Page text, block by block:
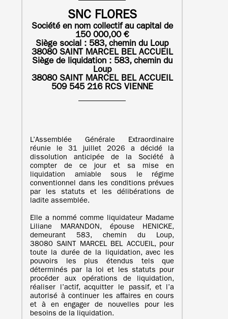
SNC FLORES
Société en nom collectif au capital de
150 000,00 €
Siège social : 583, chemin du Loup
38080 SAINT MARCEL BEL ACCUEIL
Siège de liquidation : 583, chemin du
Loup
38080 SAINT MARCEL BEL ACCUEIL
509 545 216 RCS VIENNE
L’Assemblée Générale Extraordinaire
réunie le 31 juillet 2026 a décidé la
dissolution anticipée de la Société à
compter de ce jour et sa mise en
liquidation amiable sous le régime
conventionnel dans les conditions prévues
par les statuts et les délibérations de
ladite assemblée.
Elle a nommé comme liquidateur Madame
Liliane MARANDON, épouse HENICKE,
demeurant 583, chemin du Loup,
38080 SAINT MARCEL BEL ACCUEIL, pour
toute la durée de la liquidation, avec les
pouvoirs les plus étendus tels que
déterminés par la loi et les statuts pour
procéder aux opérations de liquidation,
réaliser l’actif, acquitter le passif, et l’a
autorisé à continuer les affaires en cours
et à en engager de nouvelles pour les
besoins de la liquidation.